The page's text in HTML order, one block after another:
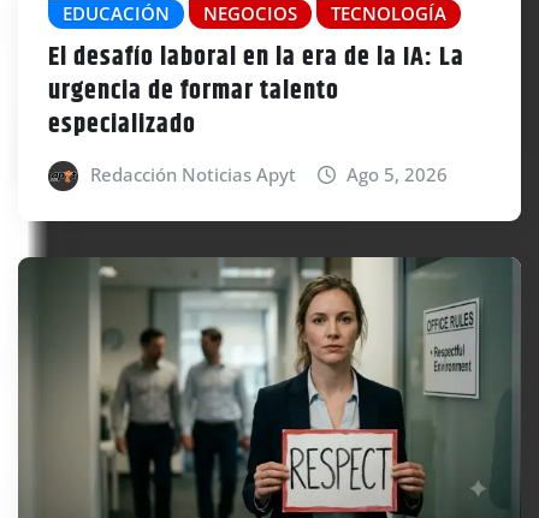
EDUCACIÓN NEGOCIOS TECNOLOGÍA
El desafío laboral en la era de la IA: La
urgencia de formar talento
especializado
Redacción Noticias Apyt Ago 5, 2026